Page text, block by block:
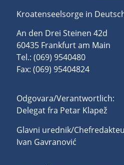
Kroatenseelsorge in
An den Drei Steinen 42d
60435 Frankfurt am Main
Tel.: (069) 9540480
Fax: (069) 95404824
Odgovara/Verantwortlich:
Delegat fra Petar Klapež
Glavni urednik/
Ivan Gavranović